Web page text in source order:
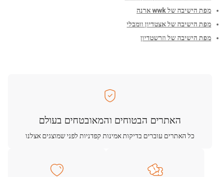
מפת הישיבה של wwk ארנה
מפת הישיבה של אצטדיון וומבלי
מפת הישיבה של וזרשטדיון
האתרים הבטוחים והמאובטחים בעולם
כל האתרים עוברים בדיקות אמינות קפדניות לפני שמוצגים אצלנו